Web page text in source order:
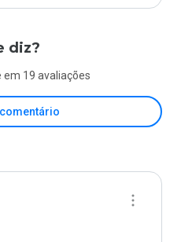
diz?
em 19 avaliações